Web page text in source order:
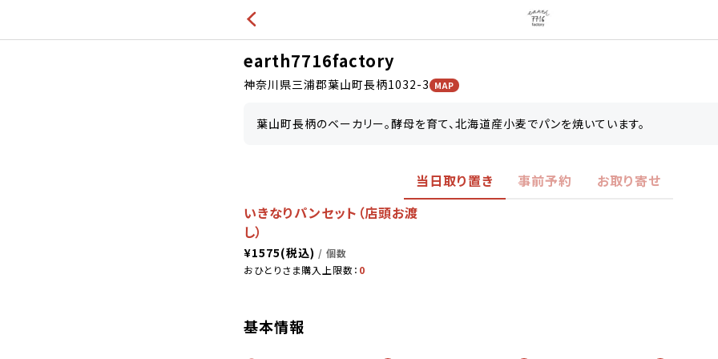
earth7716factory
神奈川県三浦郡葉山町長柄1032-3 MAP
葉山町長柄のベーカリー。酵母を育て、北海道産小麦でパンを焼いています。
当日取り置き 事前予約
お取り寄せ
いきなりパンセット（店頭お渡
し）
¥1575(税込) / 個数
おひとりさま購入上限数： 0
基本情報